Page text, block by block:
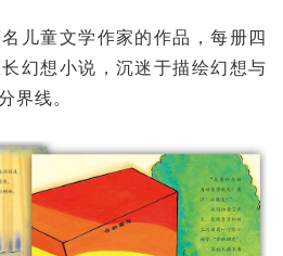
儿童文学作家的作品，每册四
幻想小说，沉迷于描绘幻想与
界线。